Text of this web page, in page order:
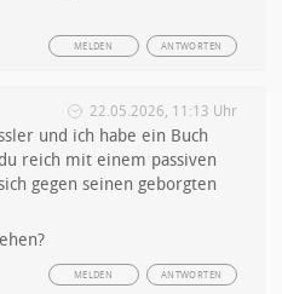
ANTWORTEN
MELDEN
22.05.2026, 11:13 Uhr
und ich habe ein Buch
reich mit einem passiven
gegen seinen geborgten
ANTWORTEN
MELDEN